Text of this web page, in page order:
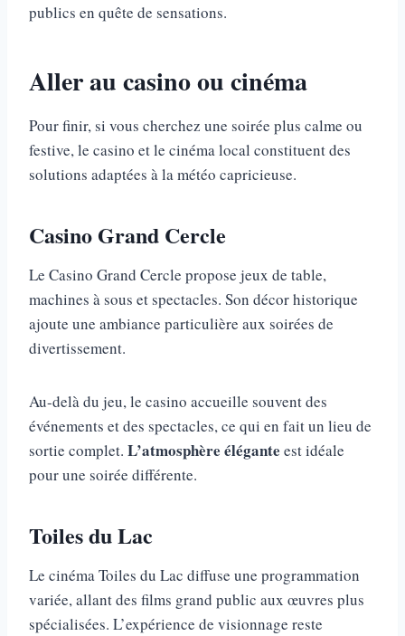
publics en quête de sensations.
Aller au casino ou cinéma
Pour finir, si vous cherchez une soirée plus calme ou
festive, le casino et le cinéma local constituent des
solutions adaptées à la météo capricieuse.
Casino Grand Cercle
Le Casino Grand Cercle propose jeux de table,
machines à sous et spectacles. Son décor historique
ajoute une ambiance particulière aux soirées de
divertissement.
Au-delà du jeu, le casino accueille souvent des
événements et des spectacles, ce qui en fait un lieu de
sortie complet. L’atmosphère élégante est idéale
pour une soirée différente.
Toiles du Lac
Le cinéma Toiles du Lac diffuse une programmation
variée, allant des films grand public aux œuvres plus
spécialisées. L’expérience de visionnage reste